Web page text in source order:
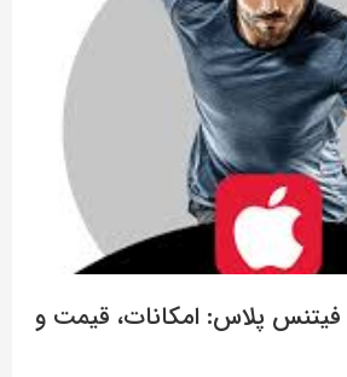
فیتنس پلاس: امکانات، قیمت و